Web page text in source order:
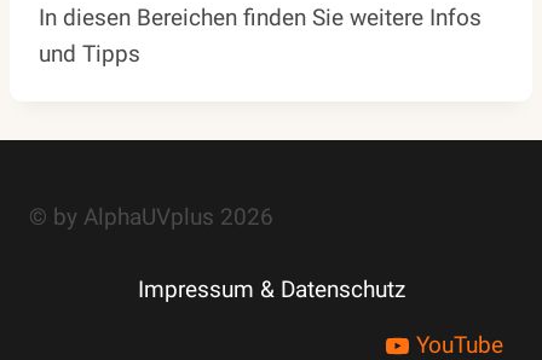
In diesen Bereichen finden Sie weitere Infos
und Tipps
© by AlphaUVplus 2026
Impressum & Datenschutz
YouTube